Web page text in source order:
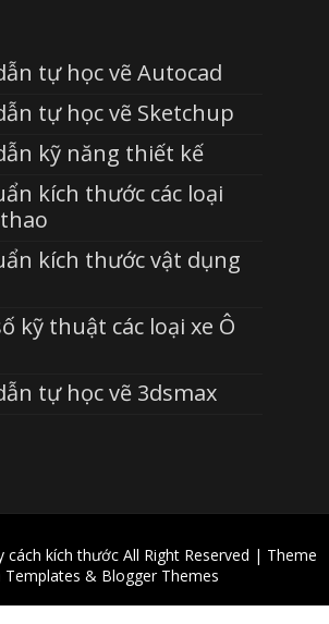
tự học vẽ Autocad
tự học vẽ Sketchup
kỹ năng thiết kế
kích thước các loại
kích thước vật dụng
kỹ thuật các loại xe Ô
tự học vẽ 3dsmax
cách kích thướcAll Right Reserved | Theme
Templates & Blogger Themes